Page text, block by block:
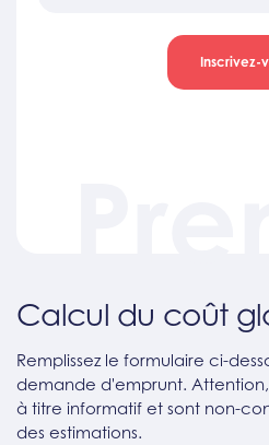
Inscrivez-
Calcul du coût
Remplissez le formulaire ci-
demande d'emprunt.
à titre informatif et sont non-
des estimations.